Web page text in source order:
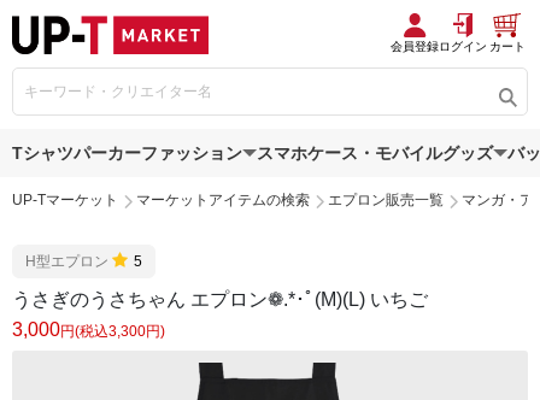
会員登録ログイン カート
Tシャツパーカーファッション スマホケース・モバイルグッズ バ
UP-Tマーケット マーケットアイテムの検索 エプロン販売一覧 マンガ・ア
H型エプロン 5
うさぎのうさちゃん エプロン❁.*･ﾟ(M)(L) いちご
3,000円(税込3,300円)